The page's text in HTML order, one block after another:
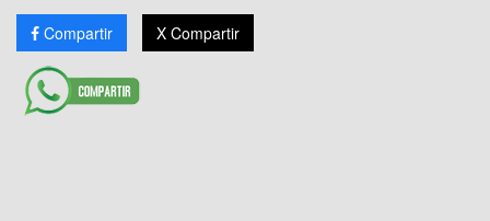
Compartir X Compartir